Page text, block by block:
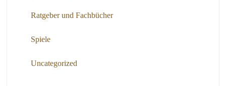
Ratgeber und Fachbücher
Spiele
Uncategorized